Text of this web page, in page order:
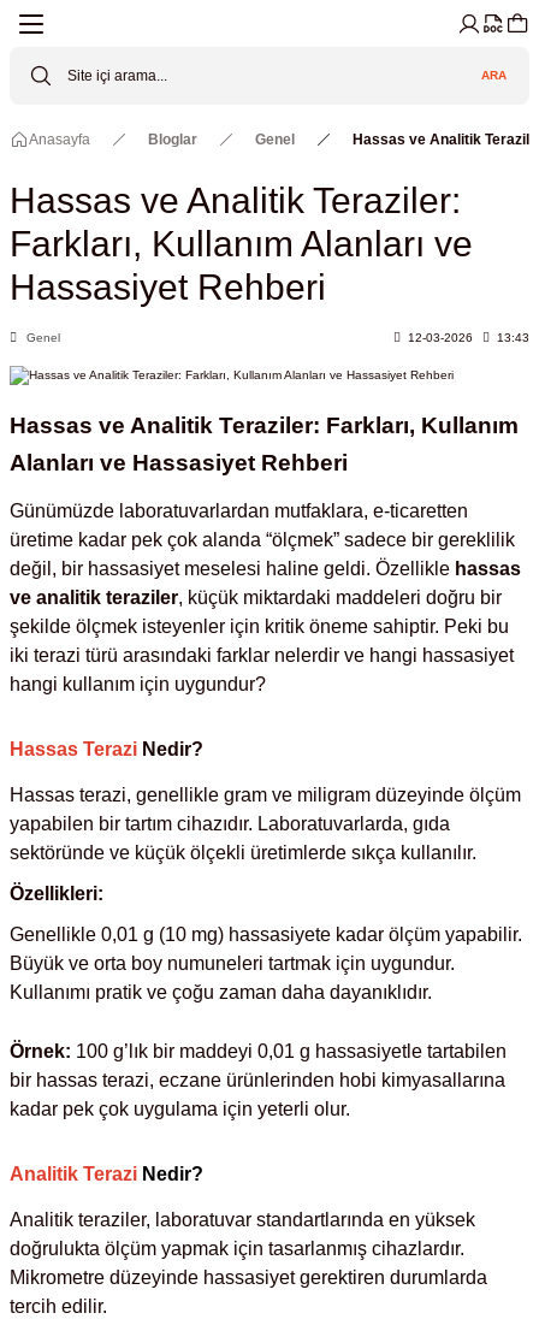
(Orbital Shaker)
(Lineer Shaker)
Kabinleri
Kapları
Malzemeler
ve Sarfları
Sıvıları
Driven Pumps /HIP Hava Tahrikli
(Datalogger)
ARA
Anasayfa Bloglar Genel Hassas ve Analitik
Hassas ve Analitik Teraziler:
Farkları, Kullanım Alanları ve
Hassasiyet Rehberi
Genel 12-03-2026 13:43
Hassas ve Analitik Teraziler: Farkları, Kullanım
Alanları ve Hassasiyet Rehberi
Günümüzde laboratuvarlardan mutfaklara, e-ticaretten
üretime kadar pek çok alanda “ölçmek” sadece bir gereklilik
değil, bir hassasiyet meselesi haline geldi. Özellikle hassas
ve analitik teraziler, küçük miktardaki maddeleri doğru bir
şekilde ölçmek isteyenler için kritik öneme sahiptir. Peki bu
iki terazi türü arasındaki farklar nelerdir ve hangi hassasiyet
hangi kullanım için uygundur?
Hassas Terazi Nedir?
Hassas terazi, genellikle gram ve miligram düzeyinde ölçüm
yapabilen bir tartım cihazıdır. Laboratuvarlarda, gıda
sektöründe ve küçük ölçekli üretimlerde sıkça kullanılır.
Özellikleri:
Genellikle 0,01 g (10 mg) hassasiyete kadar ölçüm yapabilir.
Büyük ve orta boy numuneleri tartmak için uygundur.
Kullanımı pratik ve çoğu zaman daha dayanıklıdır.
Örnek: 100 g’lık bir maddeyi 0,01 g hassasiyetle tartabilen
bir hassas terazi, eczane ürünlerinden hobi kimyasallarına
kadar pek çok uygulama için yeterli olur.
Analitik Terazi Nedir?
Analitik teraziler, laboratuvar standartlarında en yüksek
doğrulukta ölçüm yapmak için tasarlanmış cihazlardır.
Mikrometre düzeyinde hassasiyet gerektiren durumlarda
tercih edilir.